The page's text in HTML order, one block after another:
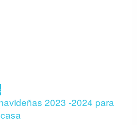
2023 -2024 para